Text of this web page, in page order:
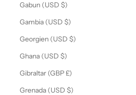
Gabun (USD $)
Gambia (USD $)
Georgien (USD $)
Ghana (USD $)
Gibraltar (GBP £)
Grenada (USD $)